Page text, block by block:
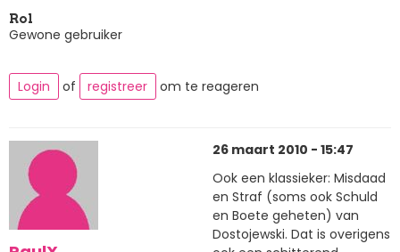
Rol
Gewone gebruiker
Login of registreer om te reageren
26 maart 2010 - 15:47
Ook een klassieker: Misdaad
en Straf (soms ook Schuld
en Boete geheten) van
Dostojewski. Dat is overigens